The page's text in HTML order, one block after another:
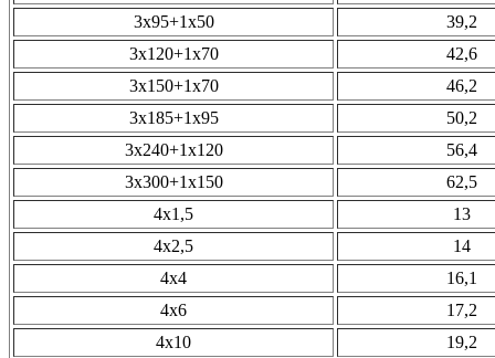
3х95+1х50
39,2
3х120+1х70
42,6
3х150+1х70
46,2
3х185+1х95
50,2
3х240+1х120
56,4
3х300+1х150
62,5
4х1,5
13
4х2,5
14
4х4
16,1
4х6
17,2
4х10
19,2